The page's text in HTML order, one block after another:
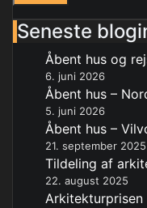
Seneste
Åbent hus og
6. juni 2026
Åbent hus –
5. juni 2026
Åbent hus –
21. september 2025
Tildeling af
22. august 2025
Arkitekturprisen